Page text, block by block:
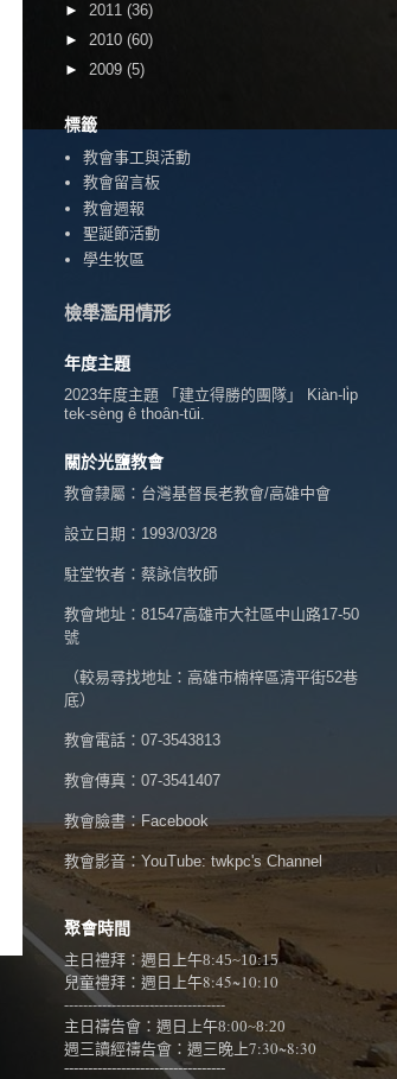
► 2011 (36)
► 2010 (60)
► 2009 (5)
標籤
教會事工與活動
教會留言板
教會週報
聖誕節活動
學生牧區
檢舉濫用情形
年度主題
2023年度主題 「建立得勝的團隊」 Kiàn-li̍p
tek-sèng ê thoân-tūi.
關於光鹽教會
教會隸屬：台灣基督長老教會/高雄中會
設立日期：1993/03/28
駐堂牧者：蔡詠信牧師
教會地址： 81547高雄市大社區中山路17-50
號
（較易尋找地址：高雄市楠梓區清平街52巷
底）
教會電話：07-3543813
教會傳真：07-3541407
教會臉書：Facebook
教會影音：YouTube: twkpc's Channel
聚會時間
主日禮拜：週日上午8:45~10:15
兒童禮拜：週日上午8:45~10:10
----------------------------------
主日禱告會：週日上午8:00~8:20
週三讀經禱告會：週三晚上7:30~8:30
----------------------------------